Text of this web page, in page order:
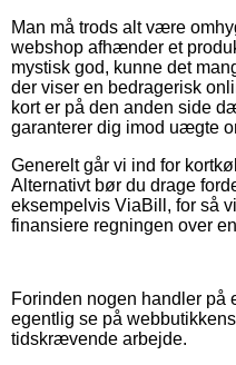
Man må trods alt være
webshop afhænder et
mystisk god, kunne det
der viser en bedragerisk
kort er på den anden side
garanterer dig imod uægte
Generelt går vi ind for
Alternativt bør du drage
eksempelvis ViaBill, for så
finansiere regningen over
Forinden nogen handler på
egentlig se på
tidskrævende arbejde.